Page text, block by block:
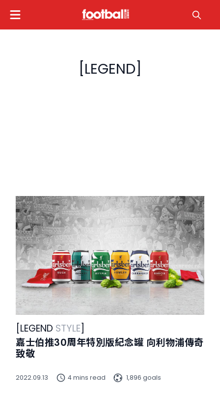
[LEGEND]
[LEGEND STYLE]
嘉士伯推30周年特別版紀念罐 向利物浦傳奇
致敬
2022.09.13 4 mins read 1,896 goals